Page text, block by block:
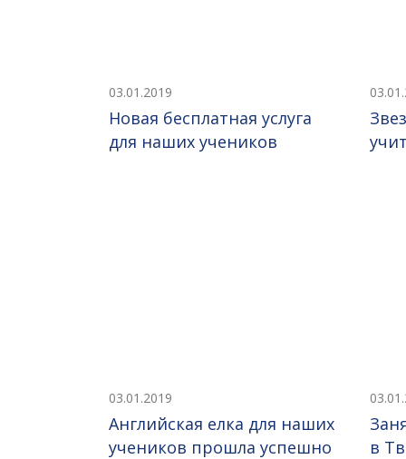
03.01.2019
Новая бесплатная услуга
для наших учеников
03.01.2019
Английская елка для наших
учеников прошла успешно
в